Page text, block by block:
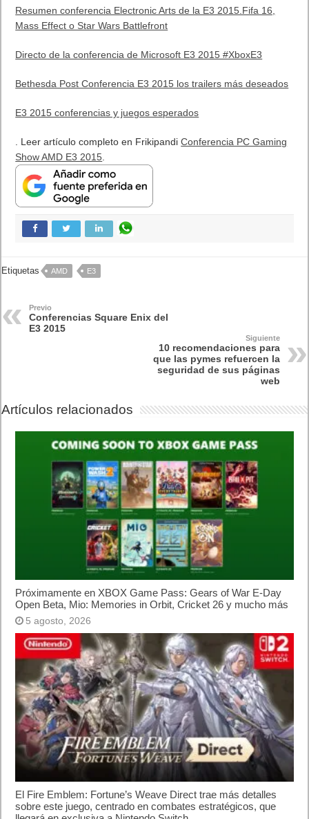
Resumen conferencia Electronic Arts de la E3 2015.Fifa 16,
Mass Effect o Star Wars Battlefront
Directo de la conferencia de Microsoft E3 2015 #XboxE3
Bethesda Post Conferencia E3 2015 los trailers más deseados
E3 2015 conferencias y juegos esperados
. Leer artículo completo en FrikipandiConferencia PC Gaming
Show AMD E3 2015
Etiquetas AMD E3
Previo
Conferencias Square Enix del
E3 2015
Siguiente
10 recomendaciones para
que las pymes refuercen la
seguridad de sus páginas
web
Artículos relacionados
Próximamente en XBOX Game Pass: Gears of War E-Day
Open Beta, Mio: Memories in Orbit, Cricket 26 y mucho más
5 agosto, 2026
El Fire Emblem: Fortune’s Weave Direct trae más detalles
sobre este juego, centrado en combates estratégicos, que